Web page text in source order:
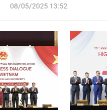
08/05/2025 13:52